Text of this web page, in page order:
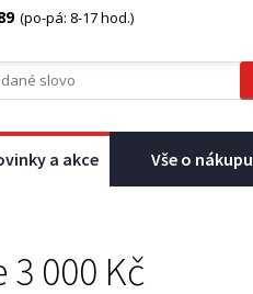
(po-pá: 8-17 hod.)
a akce Vše o nákupu
3 000 Kč